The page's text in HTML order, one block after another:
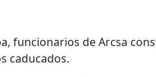
funcionarios de Arcsa
caducados.